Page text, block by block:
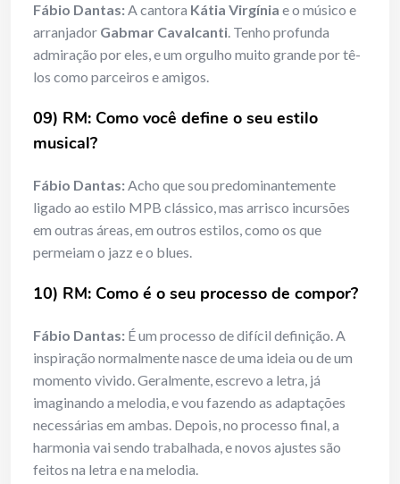
Fábio Dantas:A cantora Kátia Virgínia e o músico e
arranjador Gabmar Cavalcanti. Tenho profunda
admiração por eles, e um orgulho muito grande por tê-
los como parceiros e amigos.
09) RM: Como você define o seu estilo
musical?
Fábio Dantas:Acho que sou predominantemente
ligado ao estilo MPB clássico, mas arrisco incursões
em outras áreas, em outros estilos, como os que
permeiam o jazz e o blues.
10) RM: Como é o seu processo de compor?
Fábio Dantas: É um processo de difícil definição. A
inspiração normalmente nasce de uma ideia ou de um
momento vivido. Geralmente, escrevo a letra, já
imaginando a melodia, e vou fazendo as adaptações
necessárias em ambas. Depois, no processo final, a
harmonia vai sendo trabalhada, e novos ajustes são
feitos na letra e na melodia.